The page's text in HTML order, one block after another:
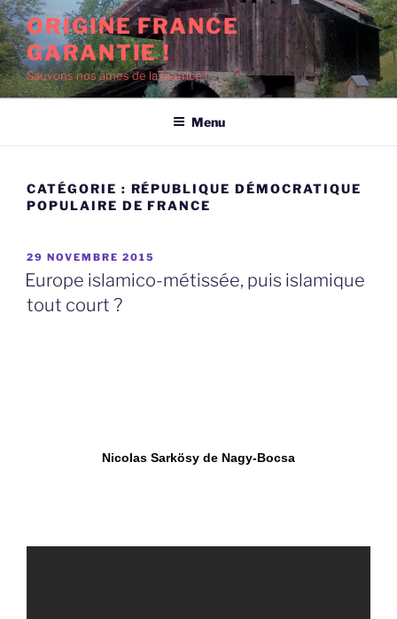
Aller
au
contenu
principal
ORIGINE FRANCE
GARANTIE !
Sauvons nos âmes de la matrice !
Menu
CATÉGORIE : RÉPUBLIQUE DÉMOCRATIQUE
POPULAIRE DE FRANCE
PUBLIÉ
LE
29 NOVEMBRE 2015
Europe islamico-métissée, puis islamique
tout court ?
Nicolas Sarkösy de Nagy-Bocsa